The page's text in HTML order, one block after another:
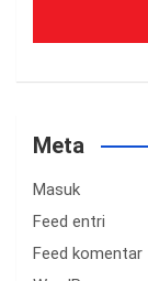
Meta
Masuk
Feed entri
Feed komentar